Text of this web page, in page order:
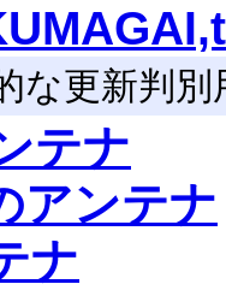
な更新判
テナ
アンテナ
ナ